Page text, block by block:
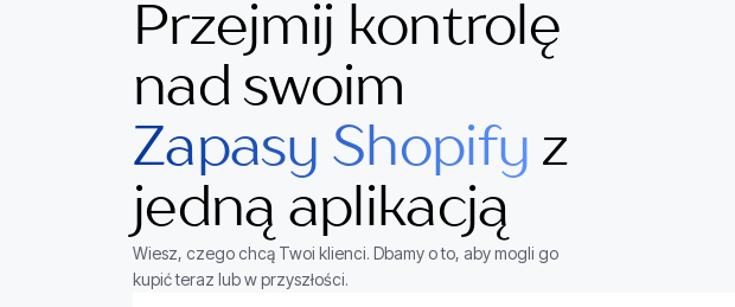
Przejmij kontrolę
nad swoim
Zapasy Shopify z
jedną aplikacją
Wiesz, czego chcą Twoi klienci. Dbamy o to, aby mogli go
kupić teraz lub w przyszłości.